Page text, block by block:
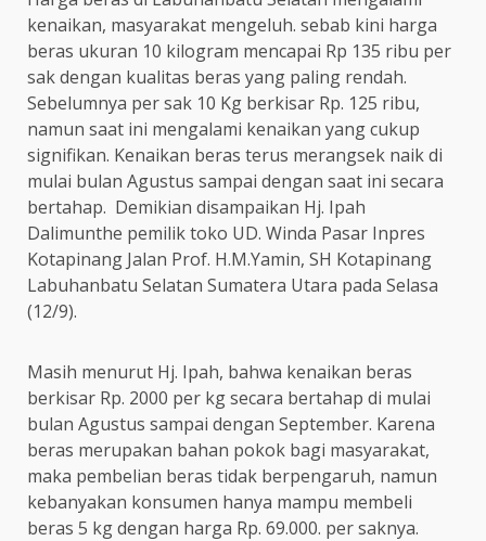
kenaikan, masyarakat mengeluh. sebab kini harga
beras ukuran 10 kilogram mencapai Rp 135 ribu per
sak dengan kualitas beras yang paling rendah.
Sebelumnya per sak 10 Kg berkisar Rp. 125 ribu,
namun saat ini mengalami kenaikan yang cukup
signifikan. Kenaikan beras terus merangsek naik di
mulai bulan Agustus sampai dengan saat ini secara
bertahap. Demikian disampaikan Hj. Ipah
Dalimunthe pemilik toko UD. Winda Pasar Inpres
Kotapinang Jalan Prof. H.M.Yamin, SH Kotapinang
Labuhanbatu Selatan Sumatera Utara pada Selasa
(12/9).
Masih menurut Hj. Ipah, bahwa kenaikan beras
berkisar Rp. 2000 per kg secara bertahap di mulai
bulan Agustus sampai dengan September. Karena
beras merupakan bahan pokok bagi masyarakat,
maka pembelian beras tidak berpengaruh, namun
kebanyakan konsumen hanya mampu membeli
beras 5 kg dengan harga Rp. 69.000. per saknya.